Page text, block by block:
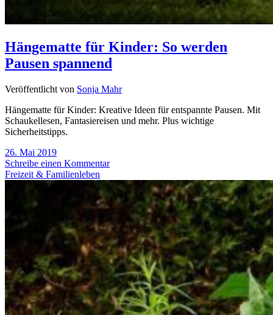
Hängematte für Kinder: So werden
Pausen spannend
Veröffentlicht von Sonja Mahr
Hängematte für Kinder: Kreative Ideen für entspannte Pausen. Mit
Schaukellesen, Fantasiereisen und mehr. Plus wichtige
Sicherheitstipps.
26. Mai 2019
Schreibe einen Kommentar
Freizeit & Familienleben